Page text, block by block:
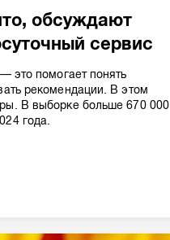
обсуждают
сервис
это помогает понять
рекомендации. В этом
В выборке больше 670 000
года.